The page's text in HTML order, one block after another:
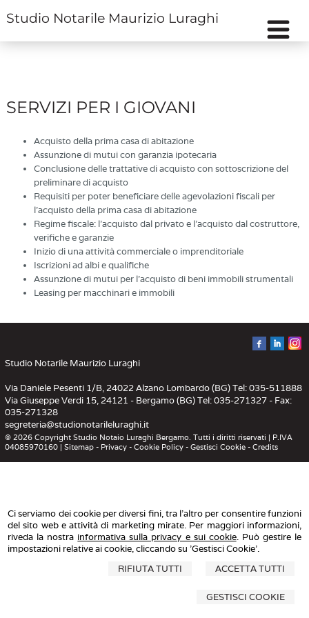
Ci serviamo dei cookie per diversi fini, tra l'altro per consentire funzioni
del sito web e attività di marketing mirate. Per maggiori informazioni,
riveda la nostra informativa sulla privacy e sui cookie. Può gestire le
impostazioni relative ai cookie, cliccando su 'Gestisci Cookie'.
ACCETTA TUTTI
RIFIUTA TUTTI
GESTISCI COOKIE
Studio Notarile Maurizio Luraghi
SERVIZI PER I GIOVANI
Acquisto della prima casa di abitazione
Assunzione di mutui con garanzia ipotecaria
Conclusione delle trattative di acquisto con sottoscrizione del
preliminare di acquisto
Requisiti per poter beneficiare delle agevolazioni fiscali per
l'acquisto della prima casa di abitazione
Regime fiscale: l'acquisto dal privato e l'acquisto dal costruttore,
verifiche e garanzie
Inizio di una attività commerciale o imprenditoriale
Iscrizioni ad albi e qualifiche
Assunzione di mutui per l'acquisto di beni immobili strumentali
Leasing per macchinari e immobili
Studio Notarile Maurizio Luraghi
Via Daniele Pesenti 1/B, 24022 Alzano Lombardo (BG) Tel: 035-511888
Via Giuseppe Verdi 15, 24121 - Bergamo (BG) Tel: 035-271327 - Fax:
035-271328
segreteria@studionotarileluraghi.it
© 2026 Copyright Studio Notaio Luraghi Bergamo. Tutti i diritti riservati | P.IVA
04085970160 | Sitemap- Privacy- Cookie Policy- Gestisci Cookie- Credits